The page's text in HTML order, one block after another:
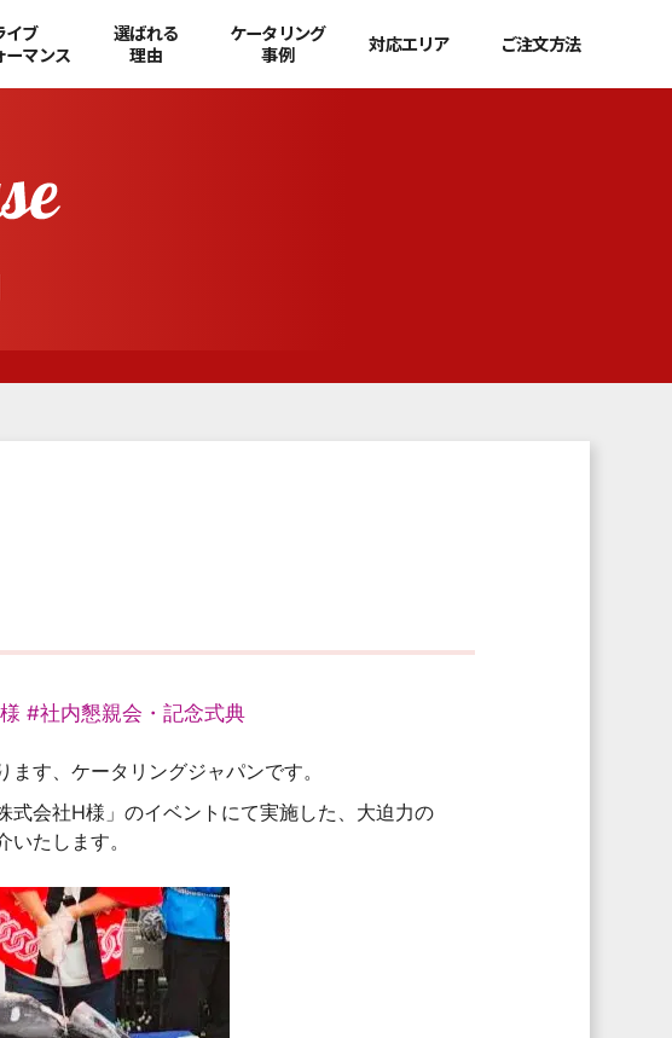
イブ
ーマンス
選ばれる
理由
ケータリング
事例
対応エリア ご注文方法
#社内懇親会・記念式典
す、ケータリングジャパンです。
式会社H様」のイベントにて実施した、大迫力の
たします。